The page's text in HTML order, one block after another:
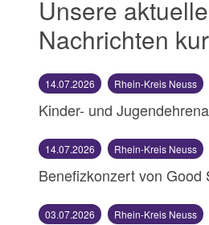
Unsere
Nachrichten
14.07.2026 Rhein-Kreis Neuss
Kinder- und
14.07.2026 Rhein-Kreis Neuss
Benefizkonzert von Good
03.07.2026 Rhein-Kreis Neuss